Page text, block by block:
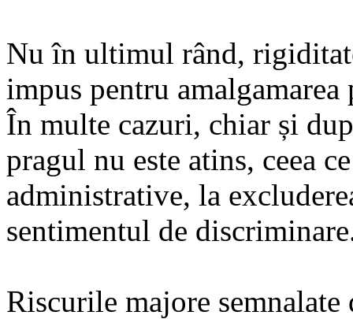
Nu în ultimul rând,
impus pentru
În multe cazuri, chiar și
pragul nu este atins, ceea
administrative, la
sentimentul de
Riscurile majore